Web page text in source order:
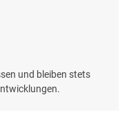
und bleiben stets